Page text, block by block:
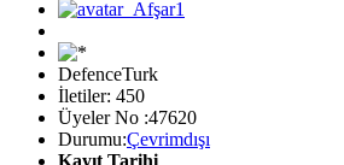
DefenceTurk
İletiler: 450
Üyeler No :47620
Durumu:Çevrimdışı
Kayıt Tarihi